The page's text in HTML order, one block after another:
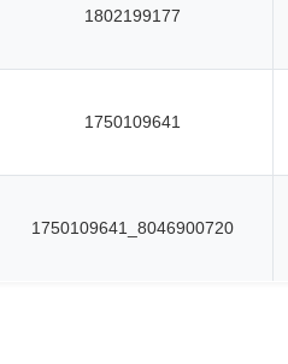
1802199177
1750109641
1750109641_8046900720